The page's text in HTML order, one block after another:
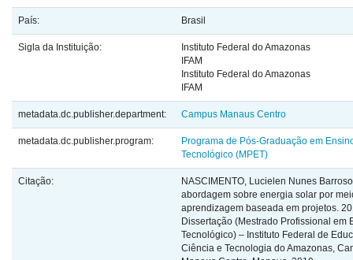
País: Brasil
Sigla da Instituição:
Instituto Federal do Amazonas
IFAM
Instituto Federal do Amazonas
IFAM
metadata.dc.publisher.department: Campus Manaus Centro
metadata.dc.publisher.program:
Programa de Pós-Graduação em
Tecnológico (MPET)
Citação:
NASCIMENTO, Lucielen Nunes
abordagem sobre energia solar por
aprendizagem baseada em projetos.
Dissertação (Mestrado Profissional em
Tecnológico) – Instituto Federal de
Ciência e Tecnologia do Amazonas,